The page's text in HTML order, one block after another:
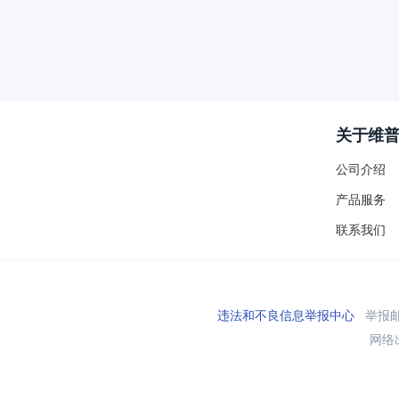
关于维普
公司介绍
产品服务
联系我们
违法和不良信息举报中心举报
网